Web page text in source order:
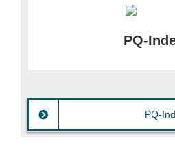
PQ-
Mit dem PQ-Index
Größe erfasst, die
PQ-